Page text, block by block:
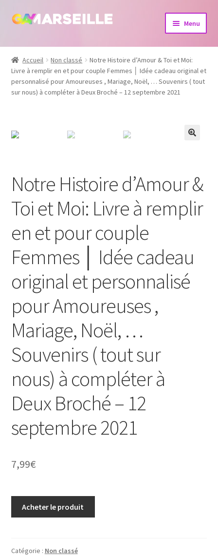
Aller
navigation
Aller
Menu
Boutique
Bijoux
Calendrier
Accueil Non classé
Notre Histoire d’Amour & Toi et Moi:
Livre à remplir en et pour couple Femmes │ Idée cadeau original et
personnalisé pour Amoureuses , Mariage, Noël, … Souvenirs ( tout
sur nous) à compléter à Deux Broché – 12 septembre 2021
Notre Histoire d’Amour &
Toi et Moi: Livre à remplir
en et pour couple
Femmes │ Idée cadeau
original et personnalisé
pour Amoureuses ,
Mariage, Noël, …
Souvenirs ( tout sur
nous) à compléter à
Deux Broché – 12
septembre 2021
7,99€
Acheter le produit
Catégorie : Non classé